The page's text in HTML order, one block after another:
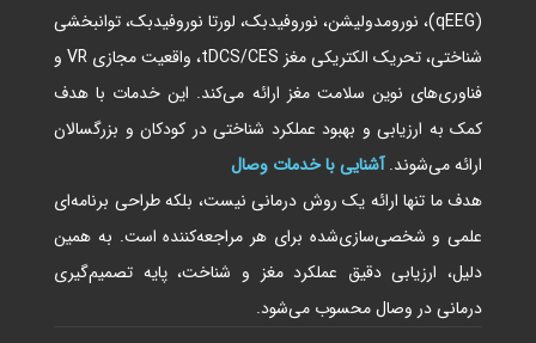
(qEEG)، نورومدولیشن، نوروفیدبک، لورتا نوروفیدبک، توانبخشی
شناختی، تحریک الکتریکی مغز tDCS/CES، واقعیت مجازی VR و
فناوری‌های نوین سلامت مغز ارائه می‌کند. این خدمات با هدف
کمک به ارزیابی و بهبود عملکرد شناختی در کودکان و بزرگسالان
ارائه می‌شوند.آشنایی با خدمات وصال
هدف ما تنها ارائه یک روش درمانی نیست، بلکه طراحی برنامه‌ای
علمی و شخصی‌سازی‌شده برای هر مراجعه‌کننده است. به همین
دلیل، ارزیابی دقیق عملکرد مغز و شناخت، پایه تصمیم‌گیری
درمانی در وصال محسوب می‌شود.